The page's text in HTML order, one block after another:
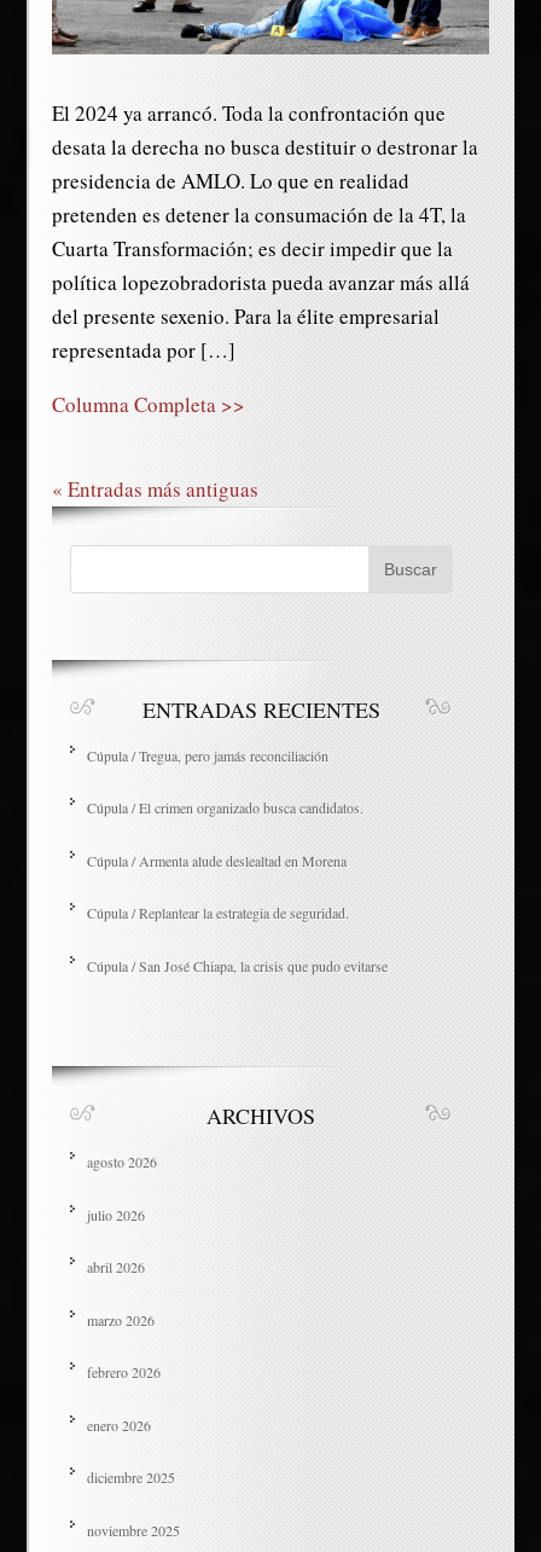
El 2024 ya arrancó. Toda la confrontación que
desata la derecha no busca destituir o destronar la
presidencia de AMLO. Lo que en realidad
pretenden es detener la consumación de la 4T, la
Cuarta Transformación; es decir impedir que la
política lopezobradorista pueda avanzar más allá
del presente sexenio. Para la élite empresarial
representada por […]
Columna Completa >>
« Entradas más antiguas
ENTRADAS RECIENTES
Cúpula / Tregua, pero jamás reconciliación
Cúpula / El crimen organizado busca candidatos.
Cúpula / Armenta alude deslealtad en Morena
Cúpula / Replantear la estrategia de seguridad.
Cúpula / San José Chiapa, la crisis que pudo evitarse
ARCHIVOS
agosto 2026
julio 2026
abril 2026
marzo 2026
febrero 2026
enero 2026
diciembre 2025
noviembre 2025